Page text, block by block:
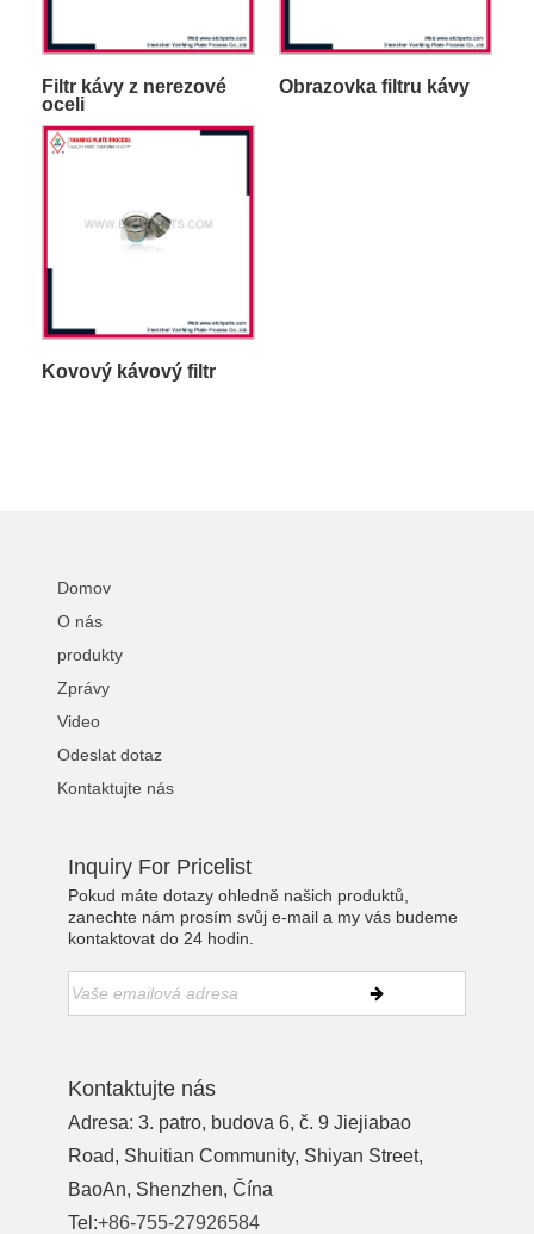
Filtr kávy z nerezové
oceli
Obrazovka filtru kávy
Kovový kávový filtr
Domov
O nás
produkty
Zprávy
Video
Odeslat dotaz
Kontaktujte nás
Inquiry For Pricelist
Pokud máte dotazy ohledně našich produktů,
zanechte nám prosím svůj e-mail a my vás budeme
kontaktovat do 24 hodin.
Kontaktujte nás
Adresa: 3. patro, budova 6, č. 9 Jiejiabao
Road, Shuitian Community, Shiyan Street,
BaoAn, Shenzhen, Čína
Tel:+86-755-27926584